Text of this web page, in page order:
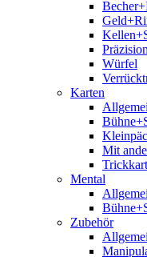
Präzision
Würfel
Karten
Mit
Mental
Zubehör